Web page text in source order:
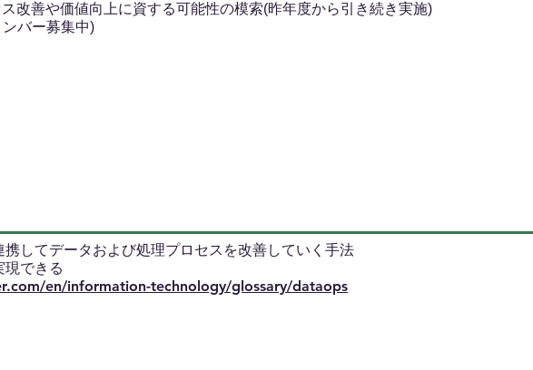
改善や価値向上に資する可能性の模索(昨年度から引き続き実施)
バー募集中)
してデータおよび処理プロセスを改善していく手法
現できる
en/information-technology/glossary/dataops